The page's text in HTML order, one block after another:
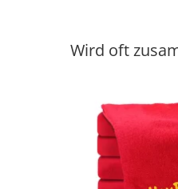
Wird oft